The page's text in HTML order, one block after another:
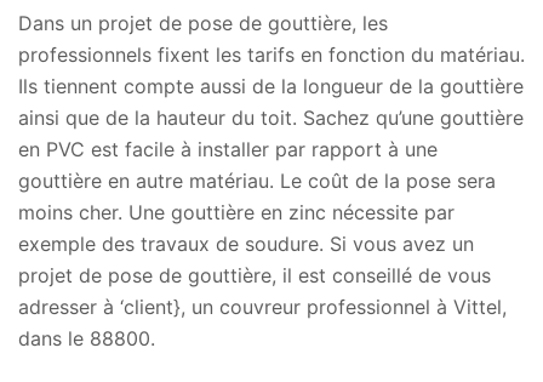
Dans un projet de pose de gouttière, les
professionnels fixent les tarifs en fonction du matériau.
Ils tiennent compte aussi de la longueur de la gouttière
ainsi que de la hauteur du toit. Sachez qu’une gouttière
en PVC est facile à installer par rapport à une
gouttière en autre matériau. Le coût de la pose sera
moins cher. Une gouttière en zinc nécessite par
exemple des travaux de soudure. Si vous avez un
projet de pose de gouttière, il est conseillé de vous
adresser à ‘client}, un couvreur professionnel à Vittel,
dans le 88800.